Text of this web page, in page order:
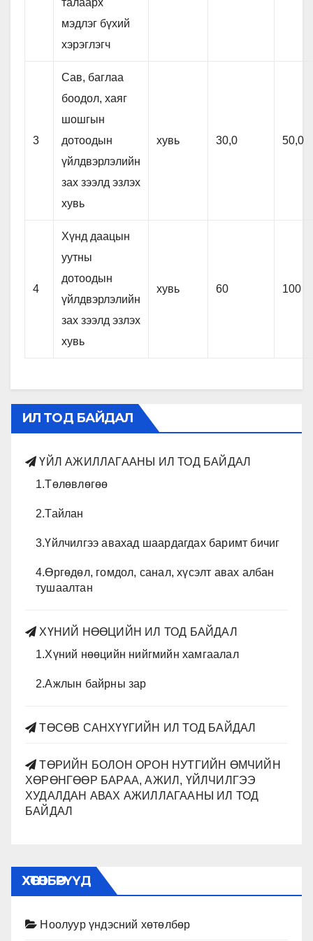
талаарх
мэдлэг бүхий
хэрэглэгч
3
Сав, баглаа
боодол, хаяг
шошгын
дотоодын
үйлдвэрлэлийн
зах зээлд эзлэх
хувь
хувь 30,0 50,0
4
Хүнд даацын
уутны
дотоодын
үйлдвэрлэлийн
зах зээлд эзлэх
хувь
хувь 60 100
ИЛ ТОД БАЙДАЛ
ҮЙЛ АЖИЛЛАГААНЫ ИЛ ТОД БАЙДАЛ
1.Төлөвлөгөө
2.Тайлан
3.Үйлчилгээ авахад шаардагдах баримт бичиг
4.Өргөдөл, гомдол, санал, хүсэлт авах албан
тушаалтан
ХҮНИЙ НӨӨЦИЙН ИЛ ТОД БАЙДАЛ
1.Хүний нөөцийн нийгмийн хамгаалал
2.Ажлын байрны зар
ТӨСӨВ САНХҮҮГИЙН ИЛ ТОД БАЙДАЛ
ТӨРИЙН БОЛОН ОРОН НУТГИЙН ӨМЧИЙН
ХӨРӨНГӨӨР БАРАА, АЖИЛ, ҮЙЛЧИЛГЭЭ
ХУДАЛДАН АВАХ АЖИЛЛАГААНЫ ИЛ ТОД
БАЙДАЛ
ХӨТӨЛБӨРҮҮД
Ноолуур үндэсний хөтөлбөр